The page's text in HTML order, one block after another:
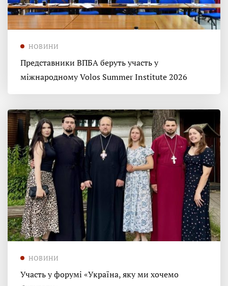
НОВИНИ
Представники ВПБА беруть участь у
міжнародному Volos Summer Institute 2026
НОВИНИ
Участь у форумі «Україна, яку ми хочемо